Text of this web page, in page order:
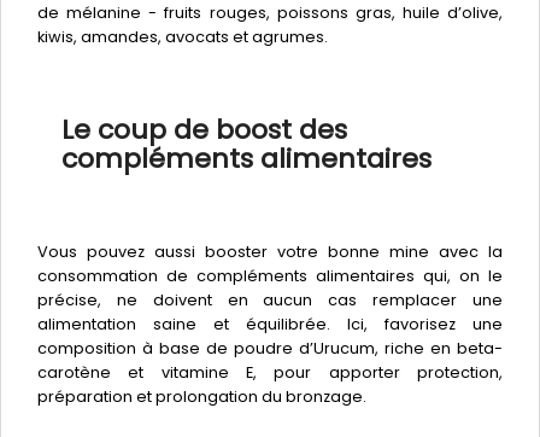
de mélanine - fruits rouges, poissons gras, huile d’olive,
kiwis, amandes, avocats et agrumes.
Le coup de boost des
compléments alimentaires
Vous pouvez aussi booster votre bonne mine avec la
consommation de compléments alimentaires qui, on le
précise, ne doivent en aucun cas remplacer une
alimentation saine et équilibrée. Ici, favorisez une
composition à base de poudre d’Urucum, riche en beta-
carotène et vitamine E, pour apporter protection,
préparation et prolongation du bronzage.